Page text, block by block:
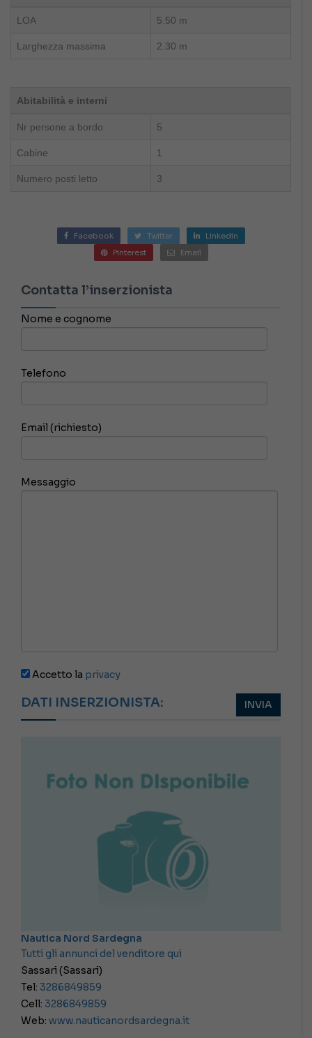
LOA 5.50 m
Larghezza massima 2.30 m
Abitabilità e interni
Nr persone a bordo 5
Cabine 1
Numero posti letto 3
Facebook Twitter
Linkedin
Pinterest
Email
Contatta l’inserzionista
Nome e cognome
Telefono
Email (richiesto)
Messaggio
Accetto la privacy
DATI INSERZIONISTA:
Nautica Nord Sardegna
Tutti gli annunci del venditore qui
Sassari (Sassari)
Tel: 3286849859
Cell: 3286849859
Web: www.nauticanordsardegna.it